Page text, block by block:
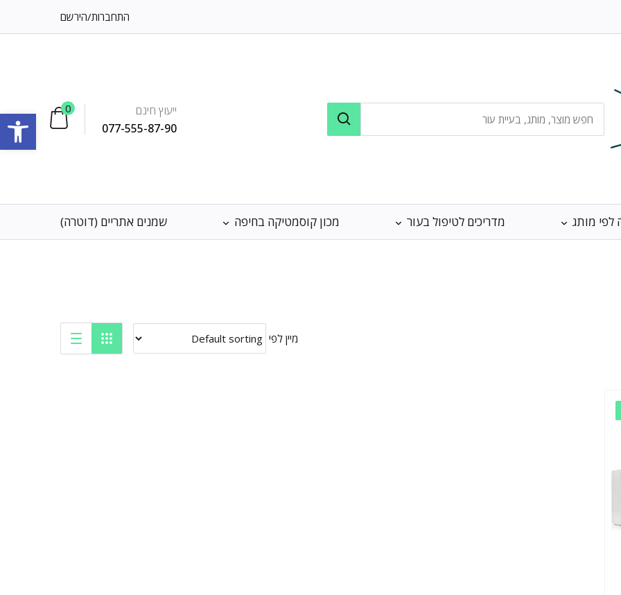
התחברות/הירשם
ייעוץ חינם
077-555-87-90
0
לפי מותג מדריכים לטיפול בעור מכון קוסמטיקה בחיפה שמנים אתריים (דוטרה)
מיין לפי
פתח